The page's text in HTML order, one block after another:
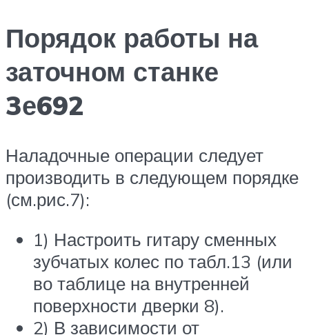
Порядок работы на
заточном станке
3е692
Наладочные операции следует
производить в следующем порядке
(см.рис.7):
1) Настроить гитару сменных
зубчатых колес по табл.13 (или
во таблице на внутренней
поверхности дверки 8).
2) В зависимости от